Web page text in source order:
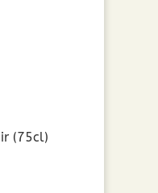
(75cl)